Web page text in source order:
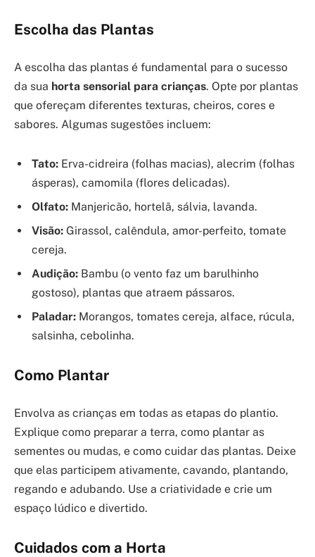
Escolha das Plantas
A escolha das plantas é fundamental para o sucesso
da sua horta sensorial para crianças. Opte por plantas
que ofereçam diferentes texturas, cheiros, cores e
sabores. Algumas sugestões incluem:
Tato: Erva-cidreira (folhas macias), alecrim (folhas
ásperas), camomila (flores delicadas).
Olfato: Manjericão, hortelã, sálvia, lavanda.
Visão: Girassol, calêndula, amor-perfeito, tomate
cereja.
Audição: Bambu (o vento faz um barulhinho
gostoso), plantas que atraem pássaros.
Paladar: Morangos, tomates cereja, alface, rúcula,
salsinha, cebolinha.
Como Plantar
Envolva as crianças em todas as etapas do plantio.
Explique como preparar a terra, como plantar as
sementes ou mudas, e como cuidar das plantas. Deixe
que elas participem ativamente, cavando, plantando,
regando e adubando. Use a criatividade e crie um
espaço lúdico e divertido.
Cuidados com a Horta